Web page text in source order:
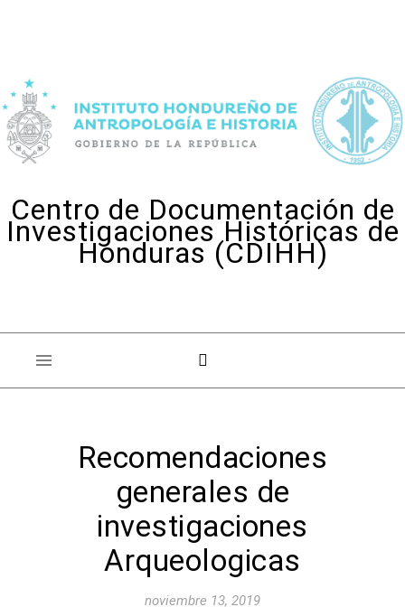
Centro de Documentación de
Investigaciones Históricas de
Honduras (CDIHH)
Recomendaciones
generales de
investigaciones
Arqueologicas
noviembre 13, 2019